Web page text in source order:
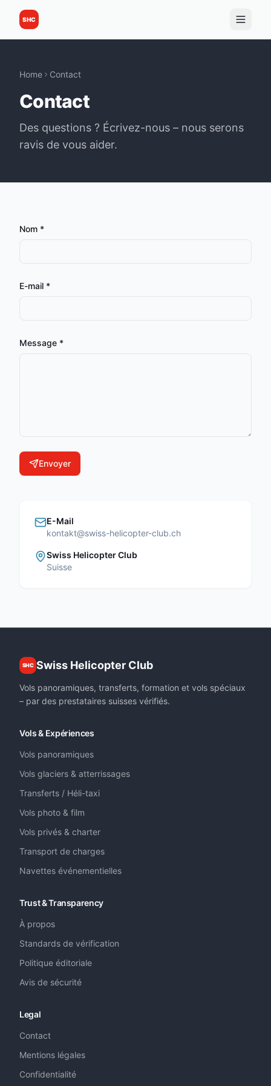
SHC
Home Contact
Contact
Des questions ? Écrivez-nous – nous serons
ravis de vous aider.
Nom *
E-mail *
Message *
Envoyer
E-Mail
kontakt@swiss-helicopter-club.ch
Swiss Helicopter Club
Suisse
SHC Swiss Helicopter Club
Vols panoramiques, transferts, formation et vols spéciaux
– par des prestataires suisses vérifiés.
Vols & Expériences
Vols panoramiques
Vols glaciers & atterrissages
Transferts / Héli-taxi
Vols photo & film
Vols privés & charter
Transport de charges
Navettes événementielles
Trust & Transparency
À propos
Standards de vérification
Politique éditoriale
Avis de sécurité
Legal
Contact
Mentions légales
Confidentialité